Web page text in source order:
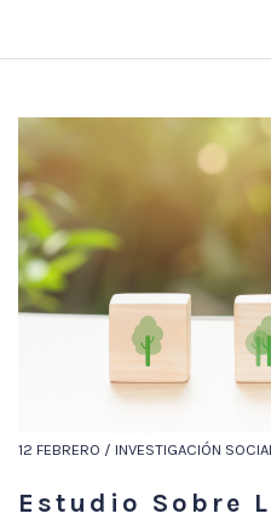
12 FEBRERO / INVESTIGACIÓN
Estudio Sobre